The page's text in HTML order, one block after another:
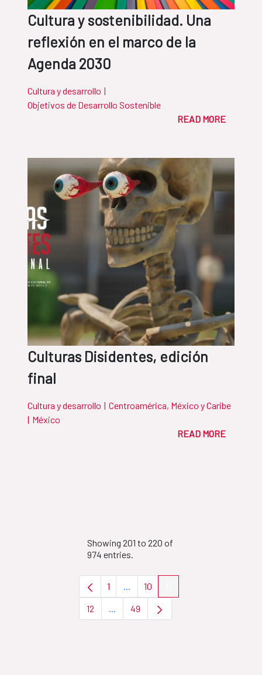
Cultura y sostenibilidad. Una
reflexión en el marco de la
Agenda 2030
Cultura y desarrollo |
Objetivos de Desarrollo Sostenible
READ MORE
Culturas Disidentes, edición
final
Cultura y desarrollo | Centroamérica, México y Caribe
| México
READ MORE
Showing 201 to 220 of
974 entries.
Page
1 Intermediate Pages Use TAB to
Page
10
Page
12 Intermediate Pages Use TAB to
Page
49